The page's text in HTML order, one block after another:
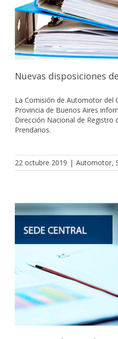
Nuevas disposiciones
La Comisión de Automotor del
Provincia de Buenos Aires
Dirección Nacional de Registro
Prendarios.
22 octubre 2019 | Automotor,